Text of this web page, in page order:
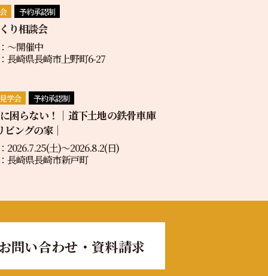
予約承認制
り相談会
〜開催中
長崎県長崎市上野町6-27
学会 予約承認制
困らない！｜道下土地の鉄骨車庫
ビングの家｜
2026.7.25(土)〜2026.8.2(日)
長崎県長崎市新戸町
問い合わせ・資料請求